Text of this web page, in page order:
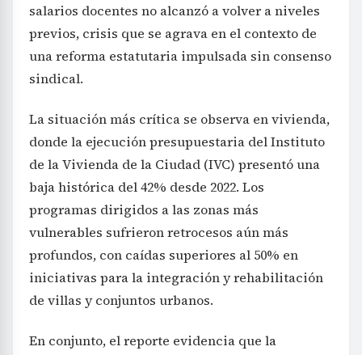
salarios docentes no alcanzó a volver a niveles
previos, crisis que se agrava en el contexto de
una reforma estatutaria impulsada sin consenso
sindical.
La situación más crítica se observa en vivienda,
donde la ejecución presupuestaria del Instituto
de la Vivienda de la Ciudad (IVC) presentó una
baja histórica del 42% desde 2022. Los
programas dirigidos a las zonas más
vulnerables sufrieron retrocesos aún más
profundos, con caídas superiores al 50% en
iniciativas para la integración y rehabilitación
de villas y conjuntos urbanos.
En conjunto, el reporte evidencia que la